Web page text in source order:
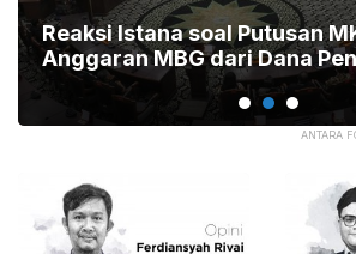
ANTARA
Reaksi Istana soal Putusan
Anggaran MBG dari Dana